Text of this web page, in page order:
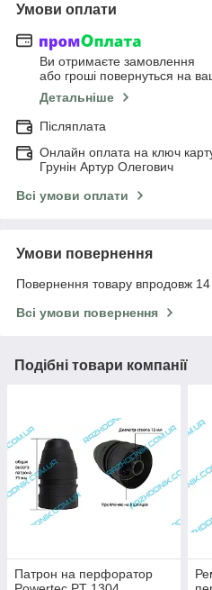
Умови оплати
Ви отримаєте замовлення
або гроші повернуться на
Детальніше
Післяплата
Онлайн оплата на ключ
Грунін Артур Олегович
Всі умови оплати
Умови повернення
Повернення товару впродовж 14
Всі умови повернення
Подібні товари компанії
Патрон на перфоратор